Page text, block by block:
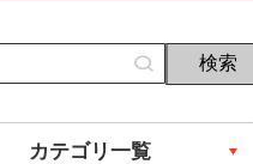
カテゴリ一覧